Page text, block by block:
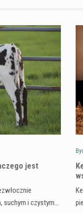
jest
suchym i czystym…